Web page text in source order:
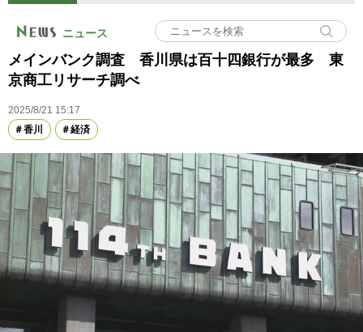
ニュース
メインバンク調査 香川県は百十四銀行が最多 東
京商工リサーチ調べ
2025/8/21 15:17
香川
経済